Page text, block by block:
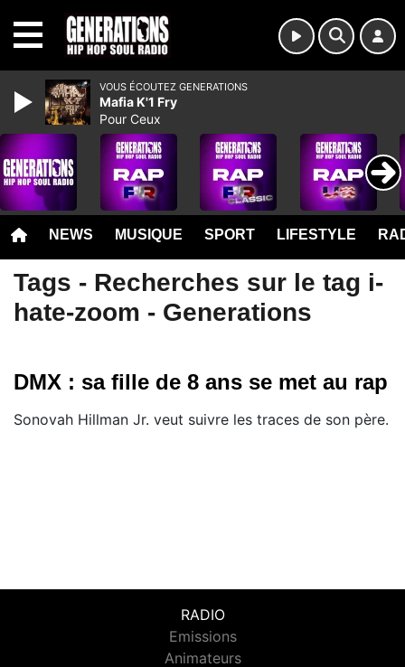
NEWS MUSIQUE SPORT LIFESTYLE
Tags - Recherches sur le tag i-
hate-zoom - Generations
DMX : sa fille de 8 ans se met au rap
Sonovah Hillman Jr. veut suivre les traces de son père.
RADIO
Emissions
Animateurs
VOUS ÉCOUTEZ GENERATIONS
Mafia K'1 Fry
Pour Ceux